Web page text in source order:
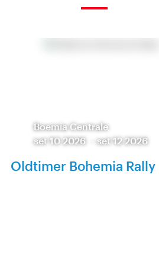
Boemia Centrale
set 10 2026
-set 12 2026
Oldtimer Bohemia Rally